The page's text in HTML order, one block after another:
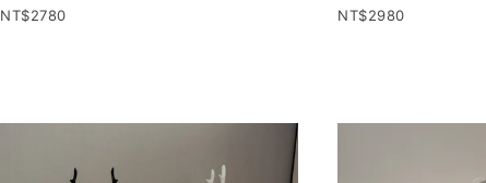
2780
2980